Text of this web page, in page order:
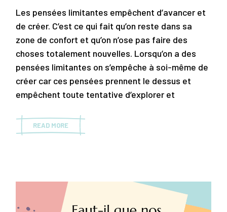
Les pensées limitantes empêchent d’avancer et
de créer. C’est ce qui fait qu’on reste dans sa
zone de confort et qu’on n’ose pas faire des
choses totalement nouvelles. Lorsqu’on a des
pensées limitantes on s’empêche à soi-même de
créer car ces pensées prennent le dessus et
empêchent toute tentative d’explorer et
READ MORE